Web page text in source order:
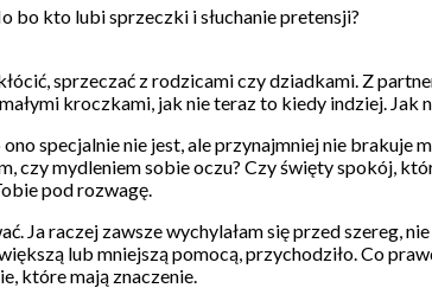
bo kto lubi sprzeczki i słuchanie pretensji?
sprzeczać z rodzicami czy dziadkami. Z
kroczkami, jak nie teraz to kiedy indziej.
specjalnie nie jest, ale przynajmniej nie
czy mydleniem sobie oczu? Czy święty spokój,
pod rozwagę.
Ja raczej zawsze wychylałam się przed szereg,
lub mniejszą pomocą, przychodziło. Co
które mają znaczenie.